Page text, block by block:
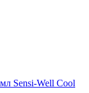
Sensi-Well Cool